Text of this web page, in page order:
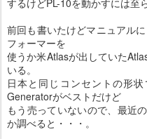
するけどPL-10を動かすには至ら
前回も書いたけどマニュアル
フォーマーを
使うか米Atlasが出していた
いる。
日本と同じコンセントの形
Generatorがベストだけど
もう売っていないので、最近
か調べると・・・。